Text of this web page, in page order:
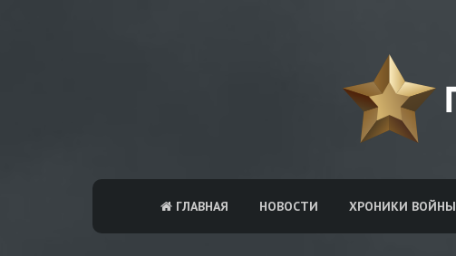
ГЛАВНАЯ НОВОСТИ ХРОНИКИ ВОЙНЫ